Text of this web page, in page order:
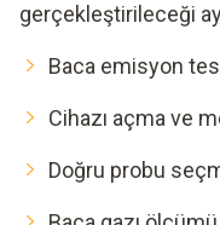
gerçekleştirileceği
Baca emisyon
Cihazı açma ve
Doğru probu